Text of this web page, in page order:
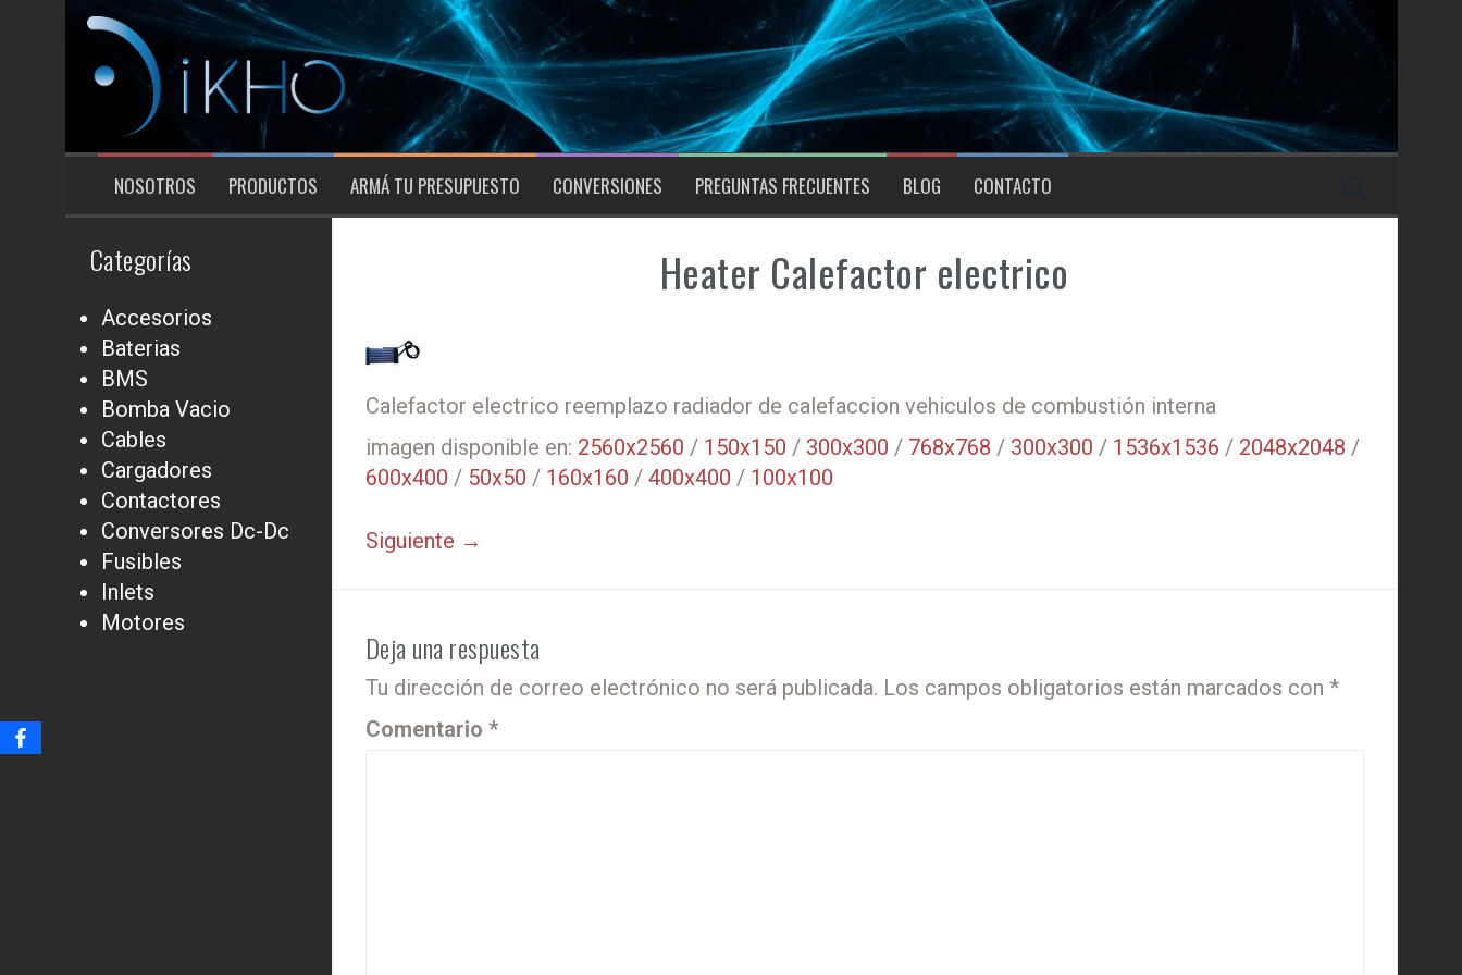
contenido
NOSOTROS PRODUCTOS ARMÁ TU PRESUPUESTO CONVERSIONES PREGUNTAS FRECUENTES BLOG CONTACTO
Heater Calefactor electrico
Calefactor electrico reemplazo radiador de calefaccion vehiculos de combustión interna
imagen disponible en: 2560x2560 / 150x150 / 300x300 / 768x768 / 300x300 / 1536x1536 / 2048x2048 /
600x400 / 50x50 / 160x160 / 400x400 / 100x100
Siguiente →
Deja una respuesta
Tu dirección de correo electrónico no será publicada. Los campos obligatorios están marcados con *
Comentario *
Categorías
Accesorios
Baterias
BMS
Bomba Vacio
Cables
Cargadores
Contactores
Conversores Dc-Dc
Fusibles
Inlets
Motores